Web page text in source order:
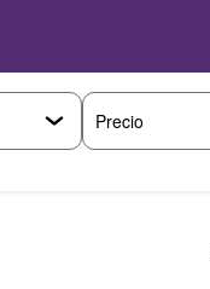
Precio